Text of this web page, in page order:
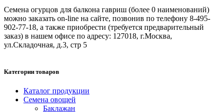
Семена огурцов для балкона гавриш (более 0 наименований)
можно заказать on-line на сайте, позвонив по телефону 8-495-
902-77-18, а также приобрести (требуется предварительный
заказ) в нашем офисе по адресу: 127018, г.Москва,
ул.Складочная, д.3, стр 5
Категории товаров
Каталог продукции
Семена овощей
Баклажан